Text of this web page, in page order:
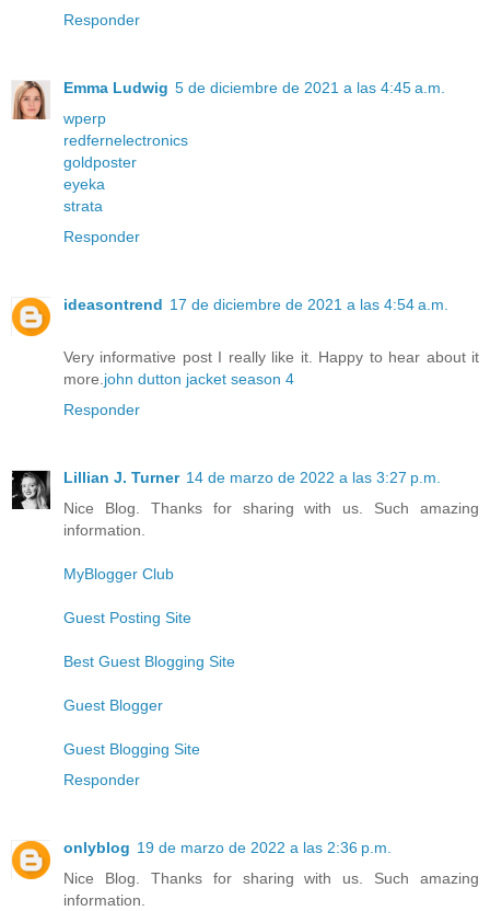
Responder
Emma Ludwig 5 de diciembre de 2021 a las 4:45 a.m.
wperp
redfernelectronics
goldposter
eyeka
strata
Responder
ideasontrend 17 de diciembre de 2021 a las 4:54 a.m.
Very informative post I really like it. Happy to hear about it
more. john dutton jacket season 4
Responder
Lillian J. Turner 14 de marzo de 2022 a las 3:27 p.m.
Nice Blog. Thanks for sharing with us. Such amazing
information.
MyBlogger Club
Guest Posting Site
Best Guest Blogging Site
Guest Blogger
Guest Blogging Site
Responder
onlyblog 19 de marzo de 2022 a las 2:36 p.m.
Nice Blog. Thanks for sharing with us. Such amazing
information.